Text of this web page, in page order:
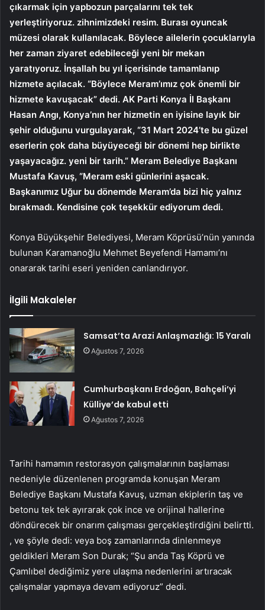
çıkarmak için yapbozun parçalarını tek tek
yerleştiriyoruz. zihnimizdeki resim. Burası oyuncak
müzesi olarak kullanılacak. Böylece ailelerin çocuklarıyla
her zaman ziyaret edebileceği yeni bir mekan
yaratıyoruz. İnşallah bu yıl içerisinde tamamlanıp
hizmete açılacak. “Böylece Meram’ımız çok önemli bir
hizmete kavuşacak” dedi. AK Parti Konya İl Başkanı
Hasan Angı, Konya’nın her hizmetin en iyisine layık bir
şehir olduğunu vurgulayarak, “31 Mart 2024’te bu güzel
eserlerin çok daha büyüyeceği bir dönemi hep birlikte
yaşayacağız. yeni bir tarih.” Meram Belediye Başkanı
Mustafa Kavuş, “Meram eski günlerini aşacak.
Başkanımız Uğur bu dönemde Meram’da bizi hiç yalnız
bırakmadı. Kendisine çok teşekkür ediyorum dedi.
Konya Büyükşehir Belediyesi, Meram Köprüsü’nün yanında
bulunan Karamanoğlu Mehmet Beyefendi Hamamı’nı
onararak tarihi eseri yeniden canlandırıyor.
İlgili Makaleler
Samsat’ta Arazi Anlaşmazlığı: 15 Yaralı
Ağustos 7, 2026
Cumhurbaşkanı Erdoğan, Bahçeli’yi
Külliye’de kabul etti
Ağustos 7, 2026
Tarihi hamamın restorasyon çalışmalarının başlaması
nedeniyle düzenlenen programda konuşan Meram
Belediye Başkanı Mustafa Kavuş, uzman ekiplerin taş ve
betonu tek tek ayırarak çok ince ve orijinal hallerine
döndürecek bir onarım çalışması gerçekleştirdiğini belirtti.
, ve şöyle dedi: veya boş zamanlarında dinlenmeye
geldikleri Meram Son Durak; “Şu anda Taş Köprü ve
Çamlıbel dediğimiz yere ulaşma nedenlerini artıracak
çalışmalar yapmaya devam ediyoruz” dedi.